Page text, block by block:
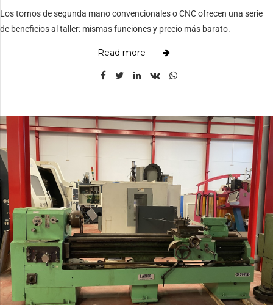
Los tornos de segunda mano convencionales o CNC ofrecen una serie
de beneficios al taller: mismas funciones y precio más barato.
Read more